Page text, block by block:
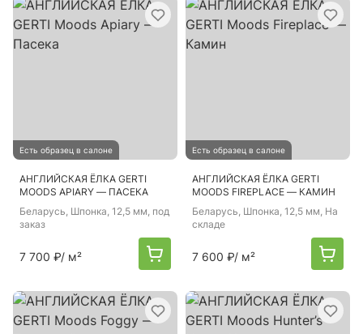
Есть образец в салоне
АНГЛИЙСКАЯ ЁЛКА GERTI
MOODS APIARY — ПАСЕКА
Беларусь, Шпонка, 12,5 мм, под
заказ
7 700 ₽/ м²
Есть образец в салоне
АНГЛИЙСКАЯ ЁЛКА GERTI
MOODS FIREPLACE — КАМИН
Беларусь, Шпонка, 12,5 мм, На
складе
7 600 ₽/ м²